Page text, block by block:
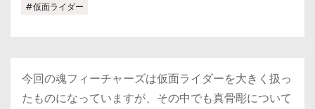
#仮面ライダー
今回の魂フィーチャーズは仮面ライダーを大きく扱っ
たものになっていますが、その中でも真骨彫について